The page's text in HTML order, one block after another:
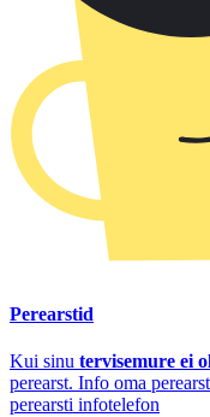
Perearstid
Kui sinu tervisemure ei
perearst. Info oma
perearsti infotelefon